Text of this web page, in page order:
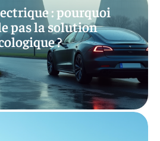
: pourquoi
pas la solution
?